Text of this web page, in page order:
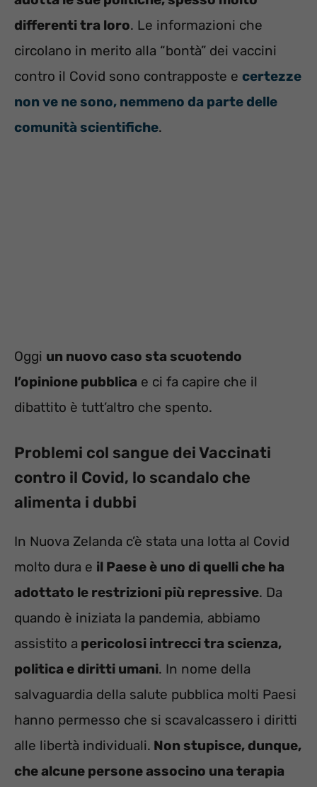
differenti tra loro. Le informazioni che
circolano in merito alla “bontà” dei vaccini
contro il Covid sono contrapposte e certezze
non ve ne sono, nemmeno da parte delle
comunità scientifiche.
Oggi un nuovo caso sta scuotendo
l’opinione pubblica e ci fa capire che il
dibattito è tutt’altro che spento.
Problemi col sangue dei Vaccinati
contro il Covid, lo scandalo che
alimenta i dubbi
In Nuova Zelanda c’è stata una lotta al Covid
molto dura e il Paese è uno di quelli che ha
adottato le restrizioni più repressive. Da
quando è iniziata la pandemia, abbiamo
assistito a pericolosi intrecci tra scienza,
politica e diritti umani. In nome della
salvaguardia della salute pubblica molti Paesi
hanno permesso che si scavalcassero i diritti
alle libertà individuali. Non stupisce, dunque,
che alcune persone associno una terapia